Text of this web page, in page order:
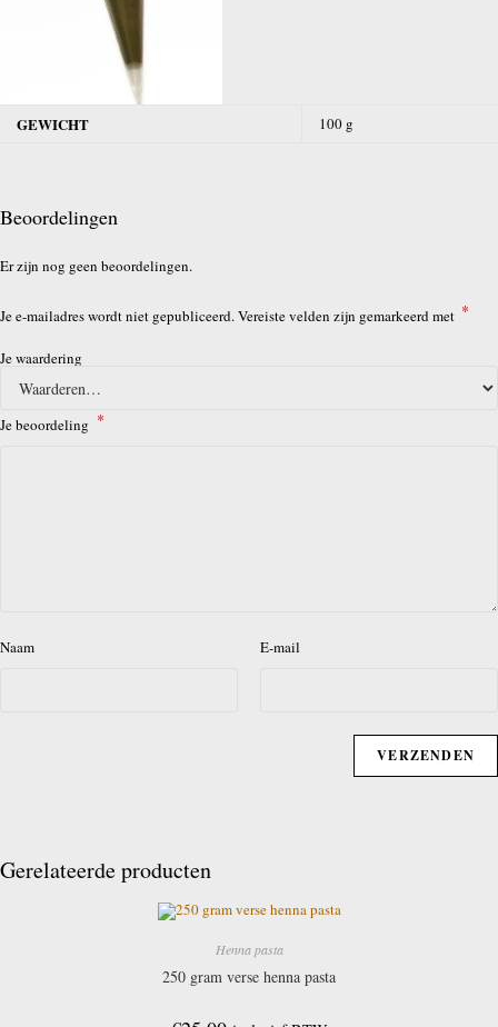
GEWICHT 100 g
Beoordelingen
Er zijn nog geen beoordelingen.
Je e-mailadres wordt niet gepubliceerd.Vereiste velden zijn gemarkeerd met *
Je waardering
Je beoordeling *
Naam E-mail
Gerelateerde producten
Henna pasta
250 gram verse henna pasta